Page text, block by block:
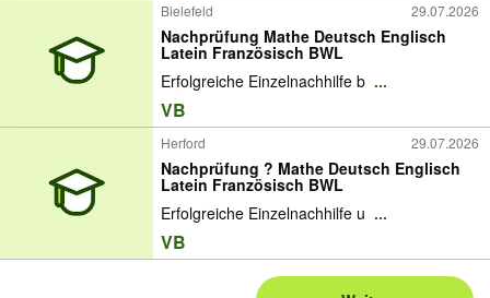
Bielefeld 29.07.2026
Nachprüfung Mathe Deutsch Englisch
Latein Französisch BWL
Erfolgreiche Einzelnachhilfe b ...
VB
Herford 29.07.2026
Nachprüfung ? Mathe Deutsch Englisch
Latein Französisch BWL
Erfolgreiche Einzelnachhilfe u ...
VB